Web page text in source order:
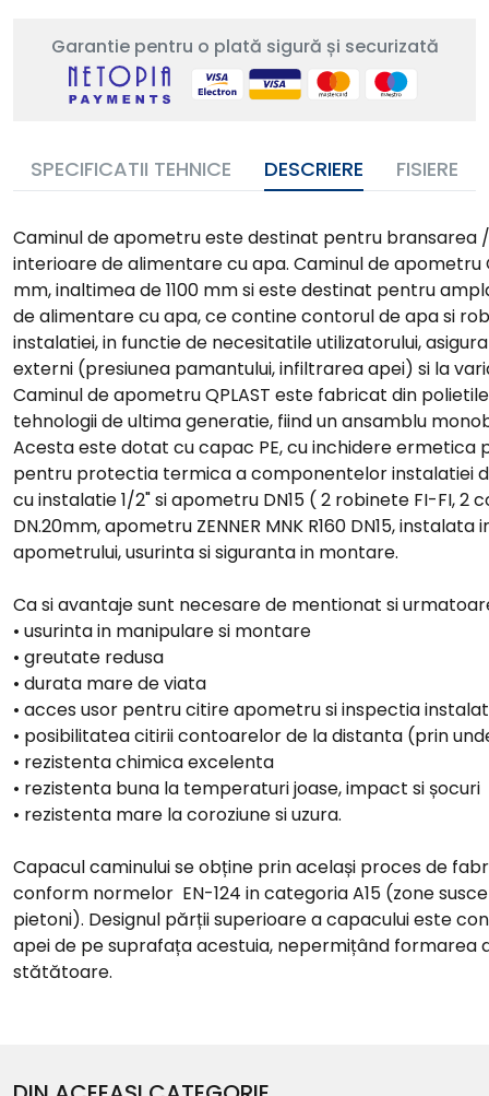
Garantie pentru o plată sigură și securizată
SPECIFICATII TEHNICE DESCRIERE FISIERE
Caminul de apometru este destinat pentru
interioare de alimentare cu apa. Caminul de apometru
mm, inaltimea de 1100 mm si este destinat pentru
de alimentare cu apa, ce contine contorul de apa si
instalatiei, in functie de necesitatile utilizatorului,
externi (presiunea pamantului, infiltrarea apei) si la
Caminul de apometru QPLAST este fabricat din
tehnologii de ultima generatie, fiind un ansamblu
Acesta este dotat cu capac PE, cu inchidere ermetica
pentru protectia termica a componentelor instalatiei
cu instalatie 1/2" si apometru DN15 ( 2 robinete FI-FI, 2
DN.20mm, apometru ZENNER MNK R160 DN15,
apometrului, usurinta si siguranta in montare.
Ca si avantaje sunt necesare de mentionat si
• usurinta in manipulare si montare
• greutate redusa
• durata mare de viata
• acces usor pentru citire apometru si inspectia
• posibilitatea citirii contoarelor de la distanta (prin
• rezistenta chimica excelenta
• rezistenta buna la temperaturi joase, impact si șocuri
• rezistenta mare la coroziune si uzura.
Capacul caminului se obține prin același proces de
conform normelor EN-124 in categoria A15 (zone
pietoni). Designul părții superioare a capacului este
apei de pe suprafața acestuia, nepermițând formarea
stătătoare.